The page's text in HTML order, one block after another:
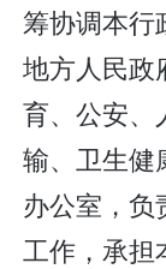
筹协调本行
地方人民政
育、公安、
输、卫生健
办公室，
工作，承担